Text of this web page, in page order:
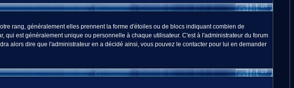
rang, généralement elles prennent la forme d'étoiles ou de blocs indiquant combien de
est généralement unique ou personnelle à chaque utilisateur. C'est à l'administrateur du forum
alors dire que l'administrateur en a décidé ainsi, vous pouvez le contacter pour lui en demander